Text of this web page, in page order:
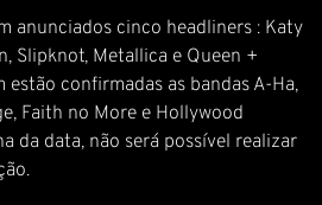
anunciados cinco headliners : Katy
Slipknot, Metallica e Queen +
estão confirmadas as bandas A-Ha,
Faith no More e Hollywood
da data, não será possível realizar